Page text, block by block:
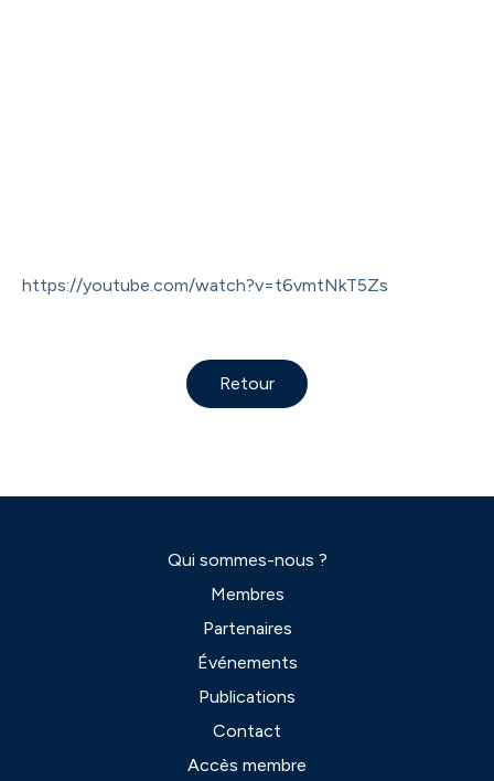
https://youtube.com/watch?v=t6vmtNkT5Zs
Retour
Qui sommes-nous ?
Membres
Partenaires
Événements
Publications
Contact
Accès membre